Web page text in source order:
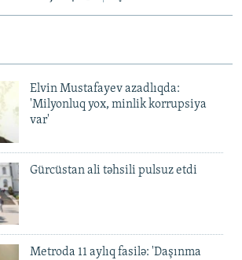
Elvin Mustafayev azadlıqda:
'Milyonluq yox, minlik korrupsiya
var'
Gürcüstan ali təhsili pulsuz etdi
Metroda 11 aylıq fasilə: 'Daşınma